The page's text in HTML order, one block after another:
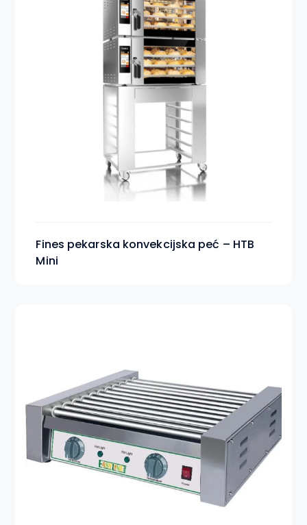
Fines pekarska konvekcijska peć – HTB
Mini